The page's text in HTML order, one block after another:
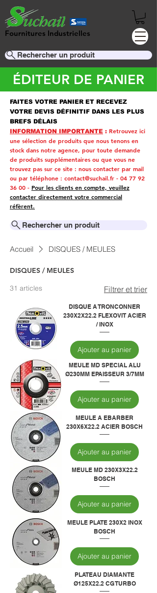
Fournitures Industrielles
Rechercher un produit
ÉDITEUR DE PANIER
FAITES VOTRE PANIER ET RECEVEZ
VOTRE DEVIS DÉFINITIF DANS LES PLUS
BREFS DÉLAIS
INFORMATION IMPORTANTE : Retrouvez ici
une sélection de produits que nous tenons en
stock dans notre agence, pour toute demande
de produits supplémentaires ou que vous ne
trouvez pas sur ce site : nous contacter par mail
ou par téléphone : contact@suchail.fr - 04 77 92
36 00 - Pour les clients en compte, veuillez
contacter directement votre commercial
réfèrent.
Rechercher un produit
Accueil DISQUES / MEULES
DISQUES / MEULES
31 articles
Filtrer et trier
DISQUE A TRONCONNER
230X2X22.2 FLEXOVIT ACIER
/ INOX
Ajouter au panier
MEULE MD SPECIAL ALU
Ø230MM EPAISSEUR 3/7MM
Ajouter au panier
MEULE A EBARBER
230X6X22.2 ACIER BOSCH
Ajouter au panier
MEULE MD 230X3X22.2
BOSCH
Ajouter au panier
MEULE PLATE 230X2 INOX
BOSCH
Ajouter au panier
PLATEAU DIAMANTE
Ø125X22.2 CG TURBO